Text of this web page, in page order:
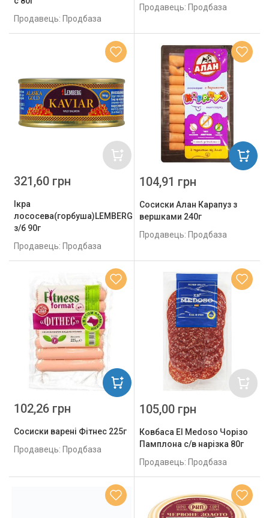
Продавець: Продбаза
Продавець: Продбаза
Ікра
лососева(горбуша)LEMBERG
з/б 90г
Продавець: Продбаза
321,60 грн
Сосиски Алан Карапуз з
вершками 240г
Продавець: Продбаза
104,91 грн
Сосиски варені Фітнес 225г
Продавець: Продбаза
102,26 грн
Ковбаса El Medoso Чорізо
Памплона с/в нарізка 80г
Продавець: Продбаза
105,00 грн